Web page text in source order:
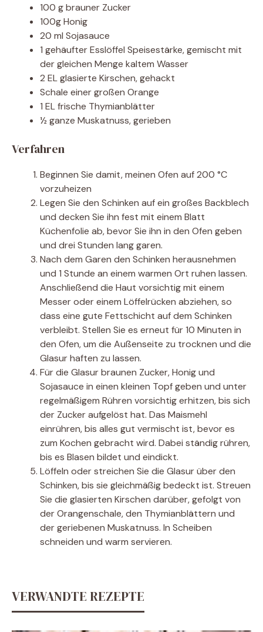
100 g brauner Zucker
100g Honig
20 ml Sojasauce
1 gehäufter Esslöffel Speisestärke, gemischt mit
der gleichen Menge kaltem Wasser
2 EL glasierte Kirschen, gehackt
Schale einer großen Orange
1 EL frische Thymianblätter
½ ganze Muskatnuss, gerieben
Verfahren
Beginnen Sie damit, meinen Ofen auf 200 °C
vorzuheizen
Legen Sie den Schinken auf ein großes Backblech
und decken Sie ihn fest mit einem Blatt
Küchenfolie ab, bevor Sie ihn in den Ofen geben
und drei Stunden lang garen.
Nach dem Garen den Schinken herausnehmen
und 1 Stunde an einem warmen Ort ruhen lassen.
Anschließend die Haut vorsichtig mit einem
Messer oder einem Löffelrücken abziehen, so
dass eine gute Fettschicht auf dem Schinken
verbleibt. Stellen Sie es erneut für 10 Minuten in
den Ofen, um die Außenseite zu trocknen und die
Glasur haften zu lassen.
Für die Glasur braunen Zucker, Honig und
Sojasauce in einen kleinen Topf geben und unter
regelmäßigem Rühren vorsichtig erhitzen, bis sich
der Zucker aufgelöst hat. Das Maismehl
einrühren, bis alles gut vermischt ist, bevor es
zum Kochen gebracht wird. Dabei ständig rühren,
bis es Blasen bildet und eindickt.
Löffeln oder streichen Sie die Glasur über den
Schinken, bis sie gleichmäßig bedeckt ist. Streuen
Sie die glasierten Kirschen darüber, gefolgt von
der Orangenschale, den Thymianblättern und
der geriebenen Muskatnuss. In Scheiben
schneiden und warm servieren.
VERWANDTE REZEPTE